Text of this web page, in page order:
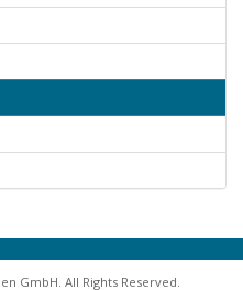
GmbH. All Rights Reserved.